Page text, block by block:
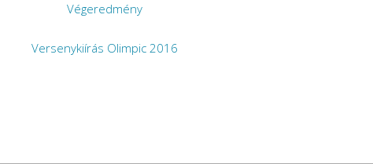
Végeredmény
Versenykiírás Olimpic 2016